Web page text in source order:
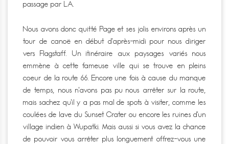
passage par LA.
Nous avons donc quitté Page et ses jolis environs après un
tour de canoë en début d’après-midi pour nous diriger
vers Flagstaff. Un itinéraire aux paysages variés nous
emmène à cette fameuse ville qui se trouve en pleins
coeur de la route 66. Encore une fois à cause du manque
de temps, nous n’avons pas pu nous arrêter sur la route,
mais sachez qu’il y a pas mal de spots à visiter, comme les
coulées de lave du Sunset Crater ou encore les ruines d’un
village indien à Wupatki. Mais aussi si vous avez la chance
de pouvoir vous arrêter plus longuement offrez-vous une